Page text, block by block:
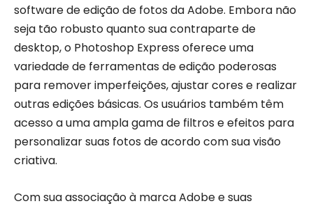
software de edição de fotos da Adobe. Embora não
seja tão robusto quanto sua contraparte de
desktop, o Photoshop Express oferece uma
variedade de ferramentas de edição poderosas
para remover imperfeições, ajustar cores e realizar
outras edições básicas. Os usuários também têm
acesso a uma ampla gama de filtros e efeitos para
personalizar suas fotos de acordo com sua visão
criativa.
Com sua associação à marca Adobe e suas